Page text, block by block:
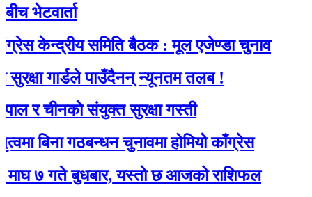
समिति बैठक : मूल एजेण्डा चुनाव
गार्डले पाउँदैनन् न्यूनतम तलब !
चीनकाे संयुक्त सुरक्षा गस्ती
गठबन्धन चुनावमा होमियो काँग्रेस
गते बुधबार, यस्ताे छ आजको राशिफल